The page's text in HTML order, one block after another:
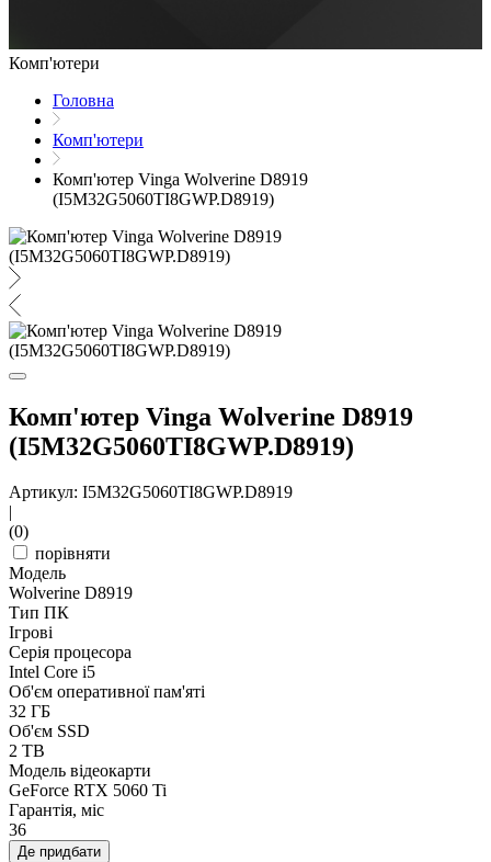
Комп'ютери
Головна
Комп'ютери
Комп'ютер Vinga Wolverine D8919
(I5M32G5060TI8GWP.D8919)
Комп'ютер Vinga Wolverine D8919
(I5M32G5060TI8GWP.D8919)
Артикул: I5M32G5060TI8GWP.D8919
|
(0)
порівняти
Модель
Wolverine D8919
Тип ПК
Ігрові
Серія процесора
Intel Core i5
Об'єм оперативної пам'яті
32 ГБ
Об'єм SSD
2 TB
Модель відеокарти
GeForce RTX 5060 Ti
Гарантія, міс
36
Де придбати